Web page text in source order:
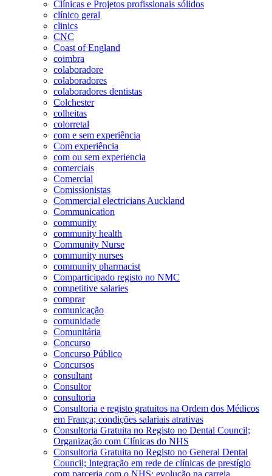
Clínicas e Projetos profissionais sólidos
clínico geral
clinics
CNC
Coast of England
coimbra
colaboradore
colaboradores
colaboradores dentistas
Colchester
colheitas
colorretal
com e sem experiência
Com experiência
com ou sem experiencia
comerciais
Comercial
Comissionistas
Commercial electricians Auckland
Communication
community
community health
Community Nurse
community nurses
community pharmacist
Comparticipado registo no NMC
competitive salaries
comprar
comunicação
comunidade
Comunitária
Concurso
Concurso Público
Concursos
consultant
Consultor
consultoria
Consultoria e registo gratuitos na Ordem dos Médicos
em França; condições salariais atrativas
Consultoria Gratuita no Registo no Dental Council;
Organização com Clínicas do NHS
Consultoria Gratuita no Registo no General Dental
Council; Integração em rede de clínicas de prestígio
com parceria com o NHS; evolução na carreia